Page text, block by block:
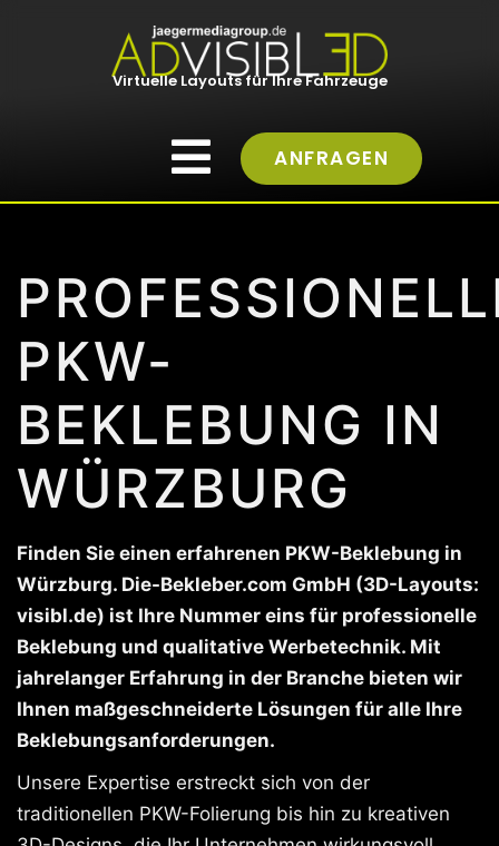
Virtuelle Layouts für Ihre Fahrzeuge
ANFRAGEN
PKW-
BEKLEBUNG IN
WÜRZBURG
Finden Sie einen erfahrenen PKW-Beklebung in
Würzburg. Die-Bekleber.com GmbH (3D-Layouts:
visibl.de) ist Ihre Nummer eins für professionelle
Beklebung und qualitative Werbetechnik. Mit
jahrelanger Erfahrung in der Branche bieten wir
Ihnen maßgeschneiderte Lösungen für alle Ihre
Beklebungsanforderungen.
Unsere Expertise erstreckt sich von der
traditionellen PKW-Folierung bis hin zu kreativen